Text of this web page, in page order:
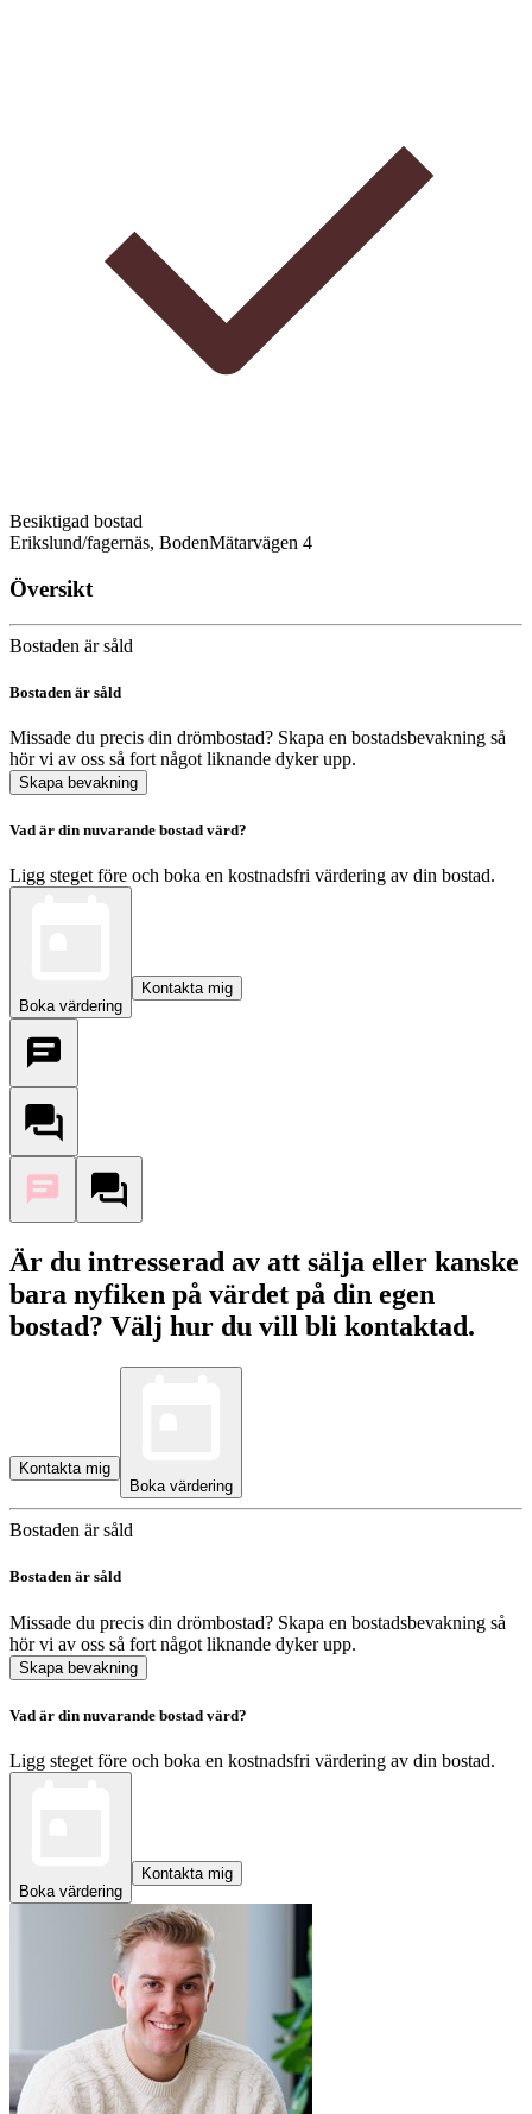
Besiktigad bostad
Erikslund/fagernäs, BodenMätarvägen 4
Översikt
Bostaden är såld
Bostaden är såld
Missade du precis din drömbostad? Skapa en bostadsbevakning så
hör vi av oss så fort något liknande dyker upp.
Skapa bevakning
Vad är din nuvarande bostad värd?
Ligg steget före och boka en kostnadsfri värdering av din bostad.
Boka värdering
Kontakta mig
Är du intresserad av att sälja eller kanske
bara nyfiken på värdet på din egen
bostad? Välj hur du vill bli kontaktad.
Kontakta mig
Boka värdering
Bostaden är såld
Bostaden är såld
Missade du precis din drömbostad? Skapa en bostadsbevakning så
hör vi av oss så fort något liknande dyker upp.
Skapa bevakning
Vad är din nuvarande bostad värd?
Ligg steget före och boka en kostnadsfri värdering av din bostad.
Boka värdering
Kontakta mig